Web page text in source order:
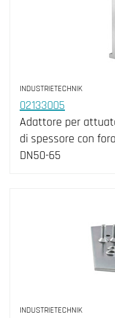
INDUSTRIETECHNIK
02133005
Adattore per
di spessore con
DN50-65
INDUSTRIETECHNIK